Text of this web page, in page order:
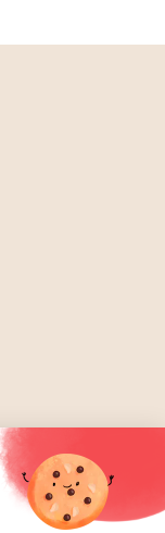
et les gourmets
au meilleur
que vous
sans doute ce
ne soupçonniez